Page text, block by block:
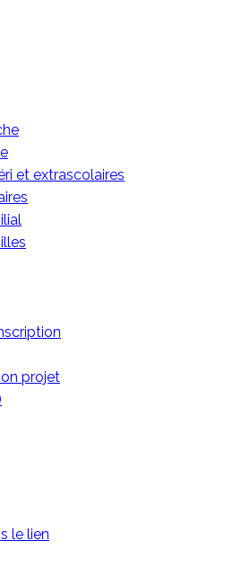
et extrascolaires
projet
le lien